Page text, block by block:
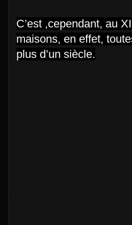
C’est ,cependant, au
maisons, en effet,
plus d’un siècle.